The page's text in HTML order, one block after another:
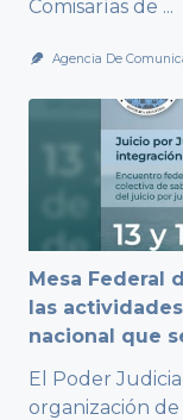
Comisarías de ...
Agencia De
Mesa Federal
las
nacional que
El Poder
organización de